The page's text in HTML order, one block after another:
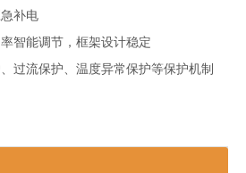
补电
智能调节，框架设计稳定
过流保护、温度异常保护等保护机制